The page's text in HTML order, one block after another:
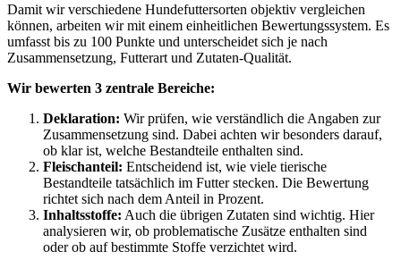
Damit wir verschiedene Hundefuttersorten objektiv vergleichen
können, arbeiten wir mit einem einheitlichen Bewertungssystem. Es
umfasst bis zu 100 Punkte und unterscheidet sich je nach
Zusammensetzung, Futterart und Zutaten-Qualität.
Wir bewerten 3 zentrale Bereiche:
Deklaration: Wir prüfen, wie verständlich die Angaben zur
Zusammensetzung sind. Dabei achten wir besonders darauf,
ob klar ist, welche Bestandteile enthalten sind.
Fleischanteil: Entscheidend ist, wie viele tierische
Bestandteile tatsächlich im Futter stecken. Die Bewertung
richtet sich nach dem Anteil in Prozent.
Inhaltsstoffe: Auch die übrigen Zutaten sind wichtig. Hier
analysieren wir, ob problematische Zusätze enthalten sind
oder ob auf bestimmte Stoffe verzichtet wird.